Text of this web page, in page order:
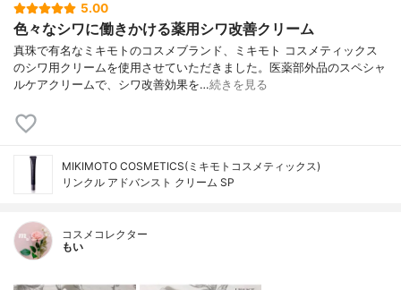
5.00
色々なシワに働きかける薬用シワ改善クリーム
真珠で有名なミキモトのコスメブランド、ミキモト コスメティックス
のシワ用クリームを使用させていただきました。医薬部外品のスペシャ
ルケアクリームで、シワ改善効果を…続きを見る
MIKIMOTO COSMETICS(ミキモトコスメティックス)
リンクル アドバンスト クリーム SP
コスメコレクター
もい